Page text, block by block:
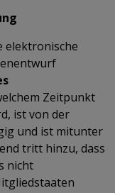
elektronische
Zeitpunkt
ist von der
und ist mitunter
tritt hinzu, dass
nicht